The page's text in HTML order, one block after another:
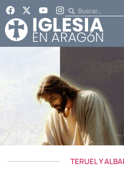
TERUEL Y